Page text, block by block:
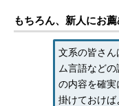
もちろん、新人にお
文系の皆さん
ム言語など
の内容を確
掛けておけ